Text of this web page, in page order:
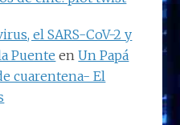
el SARS-CoV-2 y
Puente enUn Papá
cuarentena- El